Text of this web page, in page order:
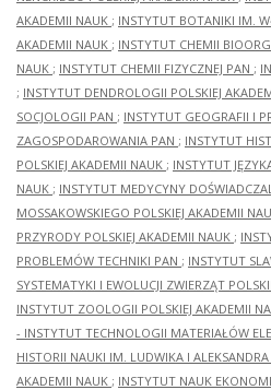
AKADEMII NAUK ; INSTYTUT BOTANIKI IM.
AKADEMII NAUK ; INSTYTUT CHEMII
NAUK ; INSTYTUT CHEMII FIZYCZNEJ PAN ;
; INSTYTUT DENDROLOGII POLSKIEJ
SOCJOLOGII PAN ; INSTYTUT GEOGRAFII I
ZAGOSPODAROWANIA PAN ; INSTYTUT
POLSKIEJ AKADEMII NAUK ; INSTYTUT
NAUK ; INSTYTUT MEDYCYNY
MOSSAKOWSKIEGO POLSKIEJ AKADEMII
PRZYRODY POLSKIEJ AKADEMII NAUK ;
PROBLEMÓW TECHNIKI PAN ; INSTYTUT
SYSTEMATYKI I EWOLUCJI ZWIERZĄT
INSTYTUT ZOOLOGII POLSKIEJ AKADEMII
- INSTYTUT TECHNOLOGII MATERIAŁÓW
HISTORII NAUKI IM. LUDWIKA I ALEKSANDRA
AKADEMII NAUK ; INSTYTUT NAUK